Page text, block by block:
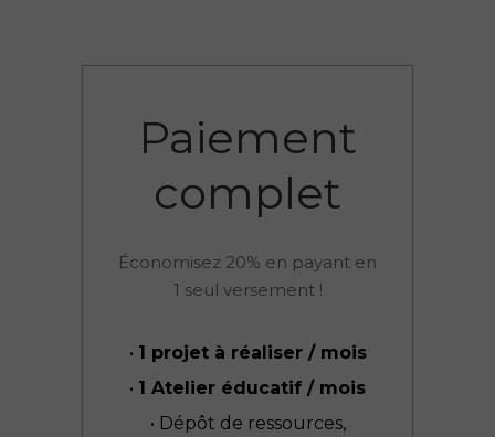
Paiement
complet
Économisez 20% en payant en
1 seul versement !
• 1 projet à réaliser / mois
• 1 Atelier éducatif / mois
• Dépôt de ressources,